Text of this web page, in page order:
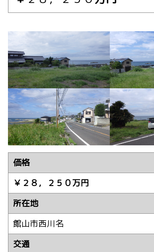
価格
￥２８，２５０万円
所在地
館山市西川名
交通